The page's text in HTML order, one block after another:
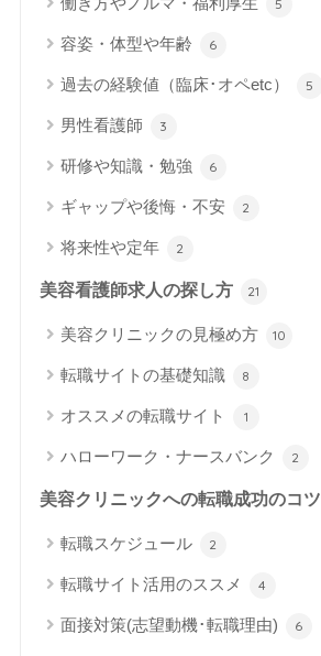
5
容姿・体型や年齢 6
過去の経験値（臨床･オペetc） 5
男性看護師 3
研修や知識・勉強 6
ギャップや後悔・不安 2
将来性や定年 2
美容看護師求人の探し方 21
美容クリニックの見極め方 10
転職サイトの基礎知識 8
オススメの転職サイト 1
ハローワーク・ナースバンク 2
美容クリニックへの転職成功のコツ
転職スケジュール 2
転職サイト活用のススメ 4
面接対策(志望動機･転職理由) 6